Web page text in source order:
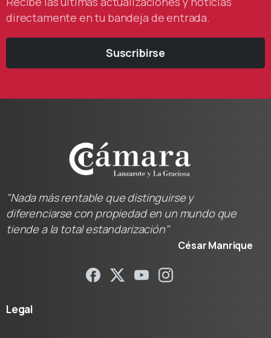
directamente en tu bandeja de entrada.
Suscribirse
"Nada más rentable que distinguirse y
diferenciarse con propiedad en un mundo que
tiende a la total estandarización"
César Manrique
Legal